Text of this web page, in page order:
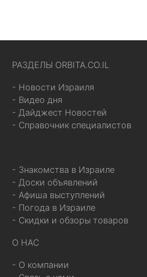
РАЗДЕЛЫ ORBITA.CO.IL
- Новости Израиля
- Видео дня
- Дайджест Новостей
- Справочник специалистов
- Знакомства в Израиле
- Доски объявлений
- Афиша выступлений
- Погода в Израиле
- Скидки и обзоры товаров
О НАС
- О компании